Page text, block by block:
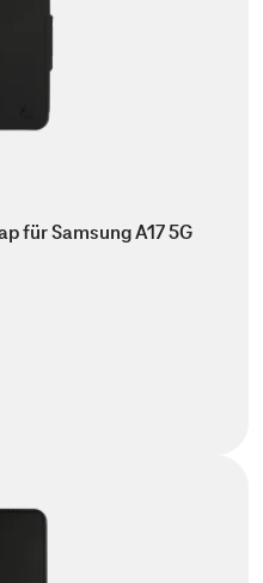
für Samsung A17 5G